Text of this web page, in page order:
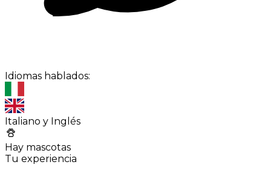
Idiomas hablados:
Italiano y Inglés
Hay mascotas
Tu experiencia